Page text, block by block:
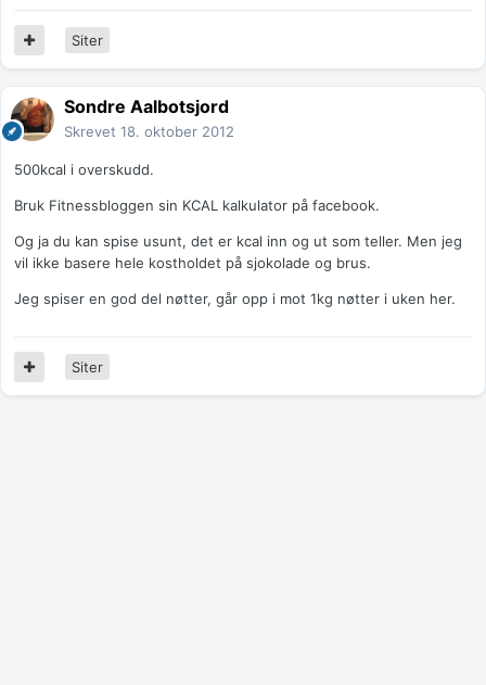
Siter
Sondre Aalbotsjord
Skrevet 18. oktober 2012
500kcal i overskudd.
Bruk Fitnessbloggen sin KCAL kalkulator på facebook.
Og ja du kan spise usunt, det er kcal inn og ut som teller. Men jeg
vil ikke basere hele kostholdet på sjokolade og brus.
Jeg spiser en god del nøtter, går opp i mot 1kg nøtter i uken her.
Siter